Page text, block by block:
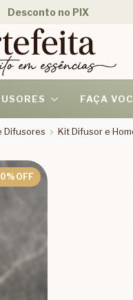
Desconto no PIX
FAÇA
Difusores Kit Difusor e
% OFF